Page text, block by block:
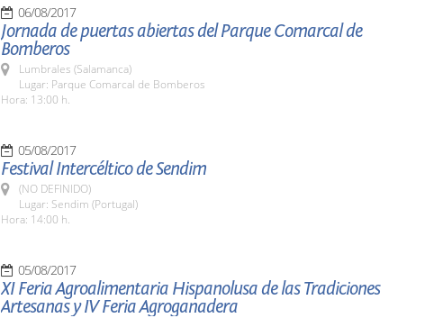
06/08/2017
Jornada de puertas abiertas del Parque Comarcal de
Bomberos
Lumbrales (Salamanca)
Lugar: Parque Comarcal de Bomberos
Hora: 13:00 h.
05/08/2017
Festival Intercéltico de Sendim
(NO DEFINIDO)
Lugar: Sendim (Portugal)
Hora: 14:00 h.
05/08/2017
XI Feria Agroalimentaria Hispanolusa de las Tradiciones
Artesanas y IV Feria Agroganadera